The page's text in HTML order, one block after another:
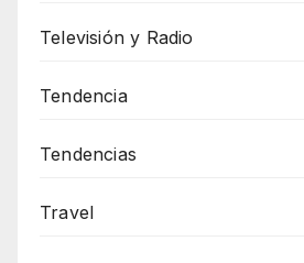
Televisión y Radio
Tendencia
Tendencias
Travel